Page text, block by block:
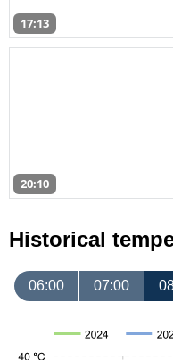
17:13
20:10
Historical
06:00 07:00